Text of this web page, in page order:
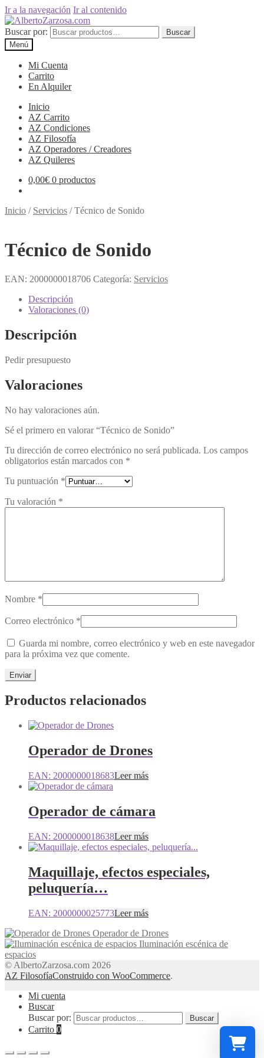
Ir a la navegación Ir al contenido
Buscar por:
Buscar
Menú
Mi Cuenta
Carrito
En Alquiler
Inicio
AZ Carrito
AZ Condiciones
AZ Filosofía
AZ Operadores / Creadores
AZ Quileres
0,00€ 0 productos
Inicio / Servicios /Técnico de Sonido
Técnico de Sonido
EAN: 2000000018706 Categoría: Servicios
Descripción
Valoraciones (0)
Descripción
Pedir presupuesto
Valoraciones
No hay valoraciones aún.
Sé el primero en valorar “Técnico de Sonido”
Tu dirección de correo electrónico no será publicada. Los campos
obligatorios están marcados con *
Tu puntuación *
Tu valoración *
Nombre *
Correo electrónico *
Guarda mi nombre, correo electrónico y web en este navegador
para la próxima vez que comente.
Productos relacionados
Operador de Drones
EAN: 2000000018683Leer más
Operador de cámara
EAN: 2000000018638Leer más
Maquillaje, efectos especiales,
peluquería…
EAN: 2000000025773Leer más
Operador de Drones
Iluminación escénica de
espacios
© AlbertoZarzosa.com 2026
AZ FilosofíaConstruido con WooCommerce.
Mi cuenta
Buscar
Buscar por:
Buscar
Carrito 0